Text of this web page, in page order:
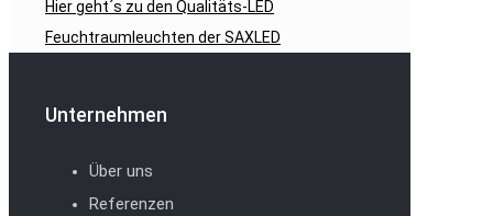
Hier geht´s zu den Qualitäts-LED
Feuchtraumleuchten der SAXLED
Unternehmen
Über uns
Referenzen